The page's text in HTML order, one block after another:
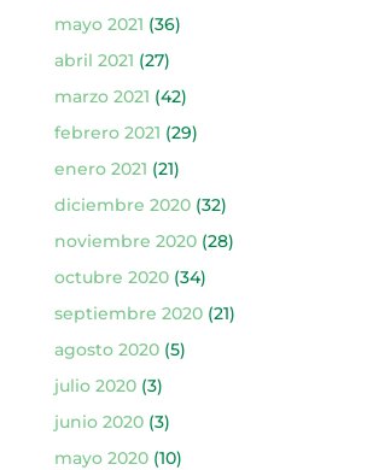
mayo 2021 (36)
abril 2021 (27)
marzo 2021 (42)
febrero 2021 (29)
enero 2021 (21)
diciembre 2020(32)
noviembre 2020(28)
octubre 2020(34)
septiembre 2020(21)
agosto 2020(5)
julio 2020(3)
junio 2020(3)
mayo 2020(10)